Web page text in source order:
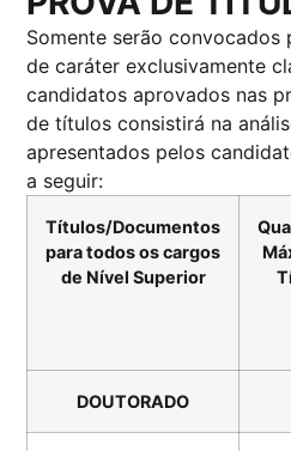
Somente serão
de caráter exclusivamente
candidatos aprovados nas
de títulos consistirá na
apresentados pelos
a seguir:
Títulos/Documentos
para todos os cargos
de Nível Superior
DOUTORADO